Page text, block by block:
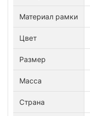
Материал рамки
Цвет
Размер
Масса
Страна